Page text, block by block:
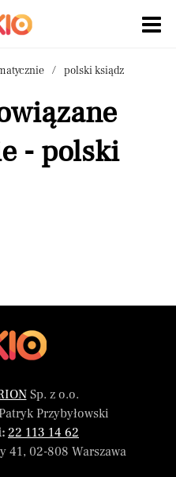
polski ksiądz
- polski
Sp. z o.o.
Przybyłowski
22 113 14 62
41, 02-808 Warszawa